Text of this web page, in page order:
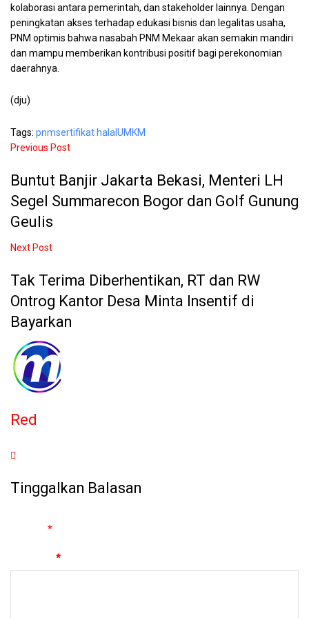
kolaborasi antara pemerintah, dan stakeholder lainnya. Dengan
peningkatan akses terhadap edukasi bisnis dan legalitas usaha,
PNM optimis bahwa nasabah PNM Mekaar akan semakin mandiri
dan mampu memberikan kontribusi positif bagi perekonomian
daerahnya.
(dju)
Tags: pnmsertifikat halal UMKM
Previous Post
Buntut Banjir Jakarta Bekasi, Menteri LH
Segel Summarecon Bogor dan Golf Gunung
Geulis
Next Post
Tak Terima Diberhentikan, RT dan RW
Ontrog Kantor Desa Minta Insentif di
Bayarkan
Red
Tinggalkan Balasan
*
*